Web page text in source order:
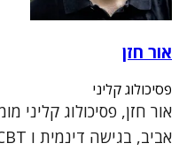
אור חזן
פסיכולוג קליני
אור חזן, פסיכולוג קליני